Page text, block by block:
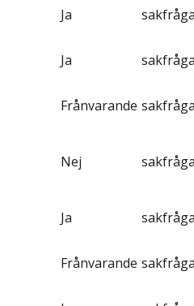
Ja
Ja
Frånvarande
Nej
Ja
Frånvarande